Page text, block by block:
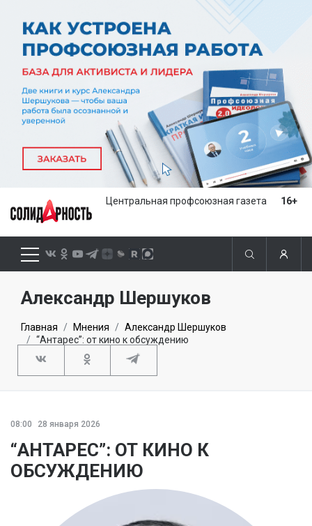
Центральная профсоюзная газета 16+
Александр Шершуков
Главная Мнения
Александр Шершуков
“Антарес”: от кино к обсуждению
08:00 28 января 2026
“АНТАРЕС”: ОТ КИНО К
ОБСУЖДЕНИЮ